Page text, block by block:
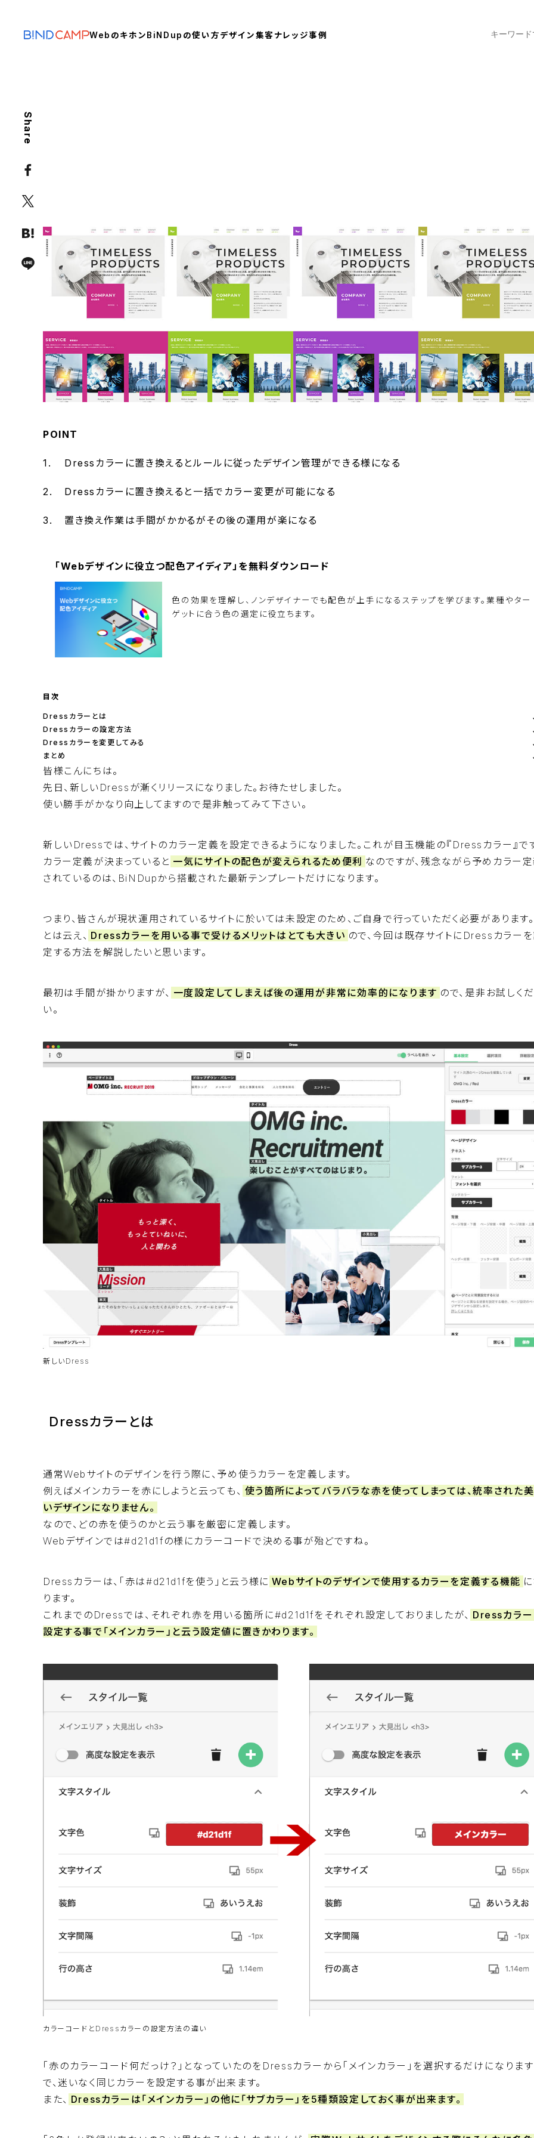
Webのキホン BiNDupの使い方デザイン集客ナレッジ事例
POINT
Dressカラーに置き換えるとルールに従ったデザイン管理ができる様になる
Dressカラーに置き換えると一括でカラー変更が可能になる
置き換え作業は手間がかかるがその後の運用が楽になる
「Webデザインに役立つ配色アイディア」を無料ダウンロード
色の効果を理解し、ノンデザイナーでも配色が上手になるステップを学びます。業種やター
ゲットに合う色の選定に役立ちます。
目次
Dressカラーとは
Dressカラーの設定方法
Dressカラーを変更してみる
まとめ
皆様こんにちは。
先日、新しいDressが漸くリリースになりました。お待たせしました。
使い勝手がかなり向上してますので是非触ってみて下さい。
新しいDressでは、サイトのカラー定義を設定できるようになりました。これが目玉機能の『Dressカラー』で
カラー定義が決まっていると 一気にサイトの配色が変えられるため便利 なのですが、残念ながら予めカラー
されているのは、BiNDupから搭載された最新テンプレートだけになります。
つまり、皆さんが現状運用されているサイトに於いては未設定のため、ご自身で行っていただく必要があります。
とは云え、 Dressカラーを用いる事で受けるメリットはとても大きい ので、今回は既存サイトにDressカラー
定する方法を解説したいと思います。
最初は手間が掛かりますが、 一度設定してしまえば後の運用が非常に効率的になります ので、是非お試しく
い。
新しいDress
Dressカラーとは
通常Webサイトのデザインを行う際に、予め使うカラーを定義します。
例えばメインカラーを赤にしようと云っても、 使う箇所によってバラバラな赤を使ってしまっては、統率された
いデザインになりません。
なので、どの赤を使うのかと云う事を厳密に定義します。
Webデザインでは#d21d1fの様にカラーコードで決める事が殆どですね。
Dressカラーは、「赤は#d21d1fを使う」と云う様に Webサイトのデザインで使用するカラーを定義する機能
ります。
これまでのDressでは、それぞれ赤を用いる箇所に#d21d1fをそれぞれ設定しておりましたが、 Dressカラ
設定する事で「メインカラー」と云う設定値に置きかわります。
カラーコードとDressカラーの設定方法の違い
「赤のカラーコード何だっけ？」となっていたのをDressカラーから「メインカラー」を選択するだけになりま
で、迷いなく同じカラーを設定する事が出来ます。
また、 Dressカラーは「メインカラー」の他に「サブカラー」を5種類設定しておく事が出来ます。
Share